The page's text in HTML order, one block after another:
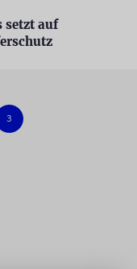
setzt auf
3